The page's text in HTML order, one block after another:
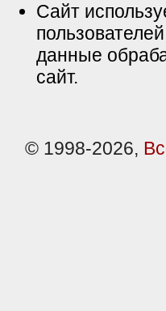
Сайт
данные
сайт.
© 1998-2026,